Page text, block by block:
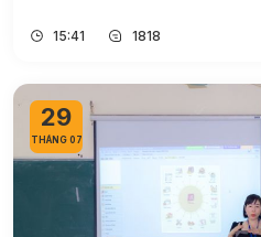
15:41 1818
29
THÁNG 07